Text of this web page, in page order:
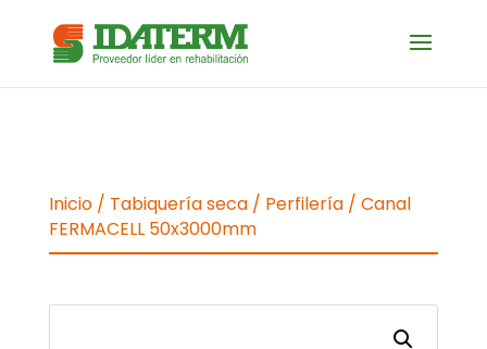
Inicio/ Tabiquería seca/ Perfilería/ Canal
FERMACELL 50x3000mm